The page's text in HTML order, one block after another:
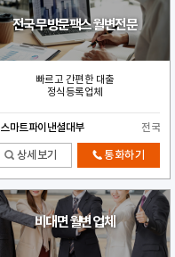
전국 무방문팩스 월변전문
빠르고 간편한 대출
정식등록업체
스마트파이낸셜대부 전국
상세보기 통화하기
비대면 월변 업체